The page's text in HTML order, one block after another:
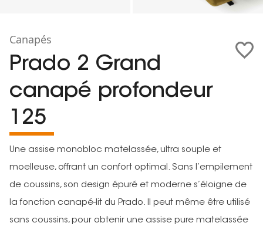
Canapés
Prado 2 Grand
canapé profondeur
125
Une assise monobloc matelassée, ultra souple et
moelleuse, offrant un confort optimal. Sans l’empilement
de coussins, son design épuré et moderne s’éloigne de
la fonction canapé-lit du Prado. Il peut même être utilisé
sans coussins, pour obtenir une assise pure matelassée